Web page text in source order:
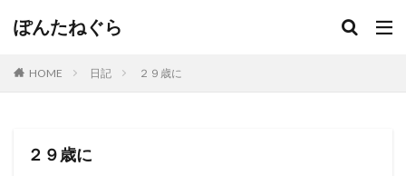
ぽんたねぐら
HOME 日記 ２９歳に
２９歳に